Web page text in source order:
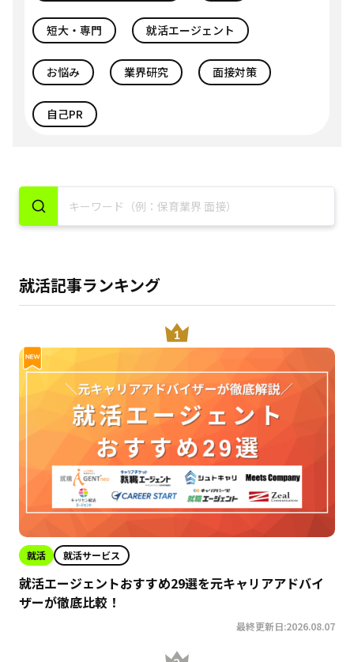
短大・専門 就活エージェント
お悩み 業界研究 面接対策
自己PR
就活記事ランキング
就活 就活サービス
就活エージェントおすすめ29選を元キャリアアドバイ
ザーが徹底比較！
最終更新日:2026.08.07